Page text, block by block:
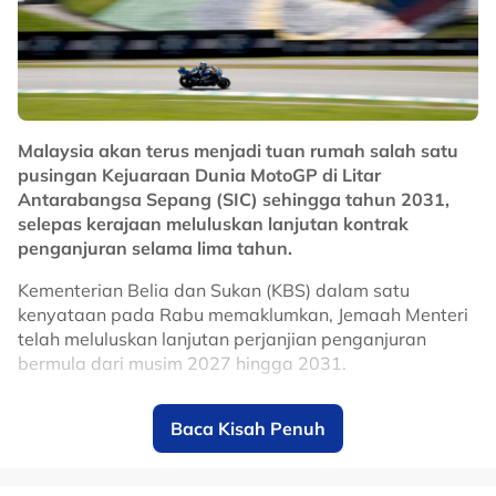
membantu Selangor kembali mencabar kejuaraan
domestik, selain memperkukuhkan cabaran kelab di
pentas Asia pada musim baharu.
No node context available.
Related Topics
#Selangor #bola sepak
Malaysia akan terus menjadi tuan rumah salah satu
pusingan Kejuaraan Dunia MotoGP di Litar
Antarabangsa Sepang (SIC) sehingga tahun 2031,
selepas kerajaan meluluskan lanjutan kontrak
penganjuran selama lima tahun.
Kementerian Belia dan Sukan (KBS) dalam satu
kenyataan pada Rabu memaklumkan, Jemaah Menteri
telah meluluskan lanjutan perjanjian penganjuran
bermula dari musim 2027 hingga 2031.
Keputusan itu memastikan Malaysia terus kekal dalam
kalendar MotoGP, sekali gus mengukuhkan kedudukan
Sepang sebagai antara litar ikonik dalam kejuaraan
Baca Kisah Penuh